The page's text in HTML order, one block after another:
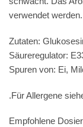
verwendet werden.
Zutaten:
Säureregulator:
Spuren von: Ei,
.Für Allergene
Empfohlene